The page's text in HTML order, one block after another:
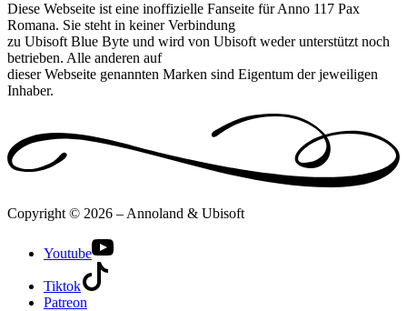
Diese Webseite ist eine inoffizielle Fanseite für Anno 117 Pax
Romana. Sie steht in keiner Verbindung
zu Ubisoft Blue Byte und wird von Ubisoft weder unterstützt noch
betrieben. Alle anderen auf
dieser Webseite genannten Marken sind Eigentum der jeweiligen
Inhaber.
Copyright © 2026 – Annoland & Ubisoft
Youtube
Tiktok
Patreon